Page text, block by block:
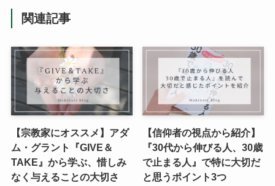
関連記事
【宗教家にオススメ】アダ
ム・グラント『GIVE＆
TAKE』から学ぶ、惜しみ
なく与えることの大切さ
【信仰者の視点から紹介】
『30代から伸びる人、30歳
で止まる人』で特に大切だ
と思うポイント3つ